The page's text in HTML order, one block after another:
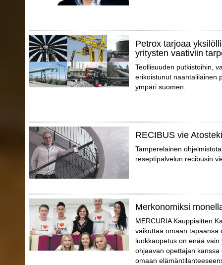
Petrox tarjoaa
yritysten vaativiin
Teollisuuden putkistoihin,
erikoistunut naantalilainen
ympäri suomen.
RECIBUS vie
Tamperelainen
reseptipalvelun recibusin
Merkonomiksi
MERCURIA Kauppiaitten
vaikuttaa omaan tapaansa
luokkaopetus on enää
ohjaavan opettajan
omaan